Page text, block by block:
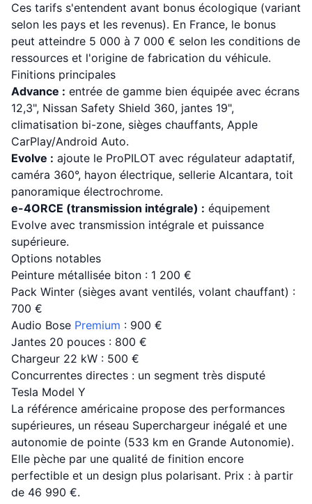
Ces tarifs s'entendent avant bonus écologique (variant
selon les pays et les revenus). En France, le bonus
peut atteindre 5 000 à 7 000 € selon les conditions de
ressources et l'origine de fabrication du véhicule.
Finitions principales
Advance : entrée de gamme bien équipée avec écrans
12,3", Nissan Safety Shield 360, jantes 19",
climatisation bi-zone, sièges chauffants, Apple
CarPlay/Android Auto.
Evolve : ajoute le ProPILOT avec régulateur adaptatif,
caméra 360°, hayon électrique, sellerie Alcantara, toit
panoramique électrochrome.
e-4ORCE (transmission intégrale) : équipement
Evolve avec transmission intégrale et puissance
supérieure.
Options notables
Peinture métallisée biton : 1 200 €
Pack Winter (sièges avant ventilés, volant chauffant) :
700 €
Audio Bose Premium : 900 €
Jantes 20 pouces : 800 €
Chargeur 22 kW : 500 €
Concurrentes directes : un segment très disputé
Tesla Model Y
La référence américaine propose des performances
supérieures, un réseau Superchargeur inégalé et une
autonomie de pointe (533 km en Grande Autonomie).
Elle pèche par une qualité de finition encore
perfectible et un design plus polarisant. Prix : à partir
de 46 990 €.